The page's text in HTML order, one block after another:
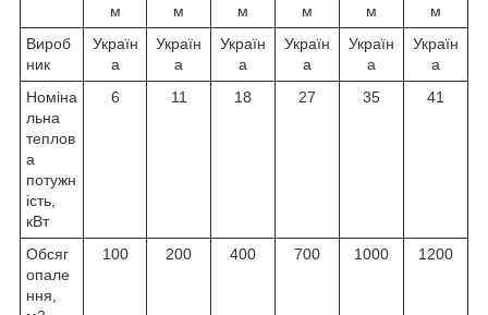
м
м
м
м
м
м
Вироб
ник
Україн
а
Україн
а
Україн
а
Україн
а
Україн
а
Україн
а
Номіна
льна
теплов
а
потужн
ість,
кВт
6 11 18 27 35 41
Обсяг
опале
ння,
100 200 400 700 1000 1200